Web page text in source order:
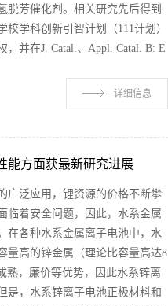
脱芳催化剂。相关研究先后得到
学科创新引智计划（111计划）
并在J. Catal.、Appl. Catal. B: E
详细信息
能方面获最新研究进展
广泛应用，锂资源的价格不断攀
临着安全问题，因此，水系金属
在各种水系金属离子电池中，水
量高的锌金属（理论比容量高达8
熟，廉价等优势，因此水系锌离
是，水系锌离子电池正极材料和